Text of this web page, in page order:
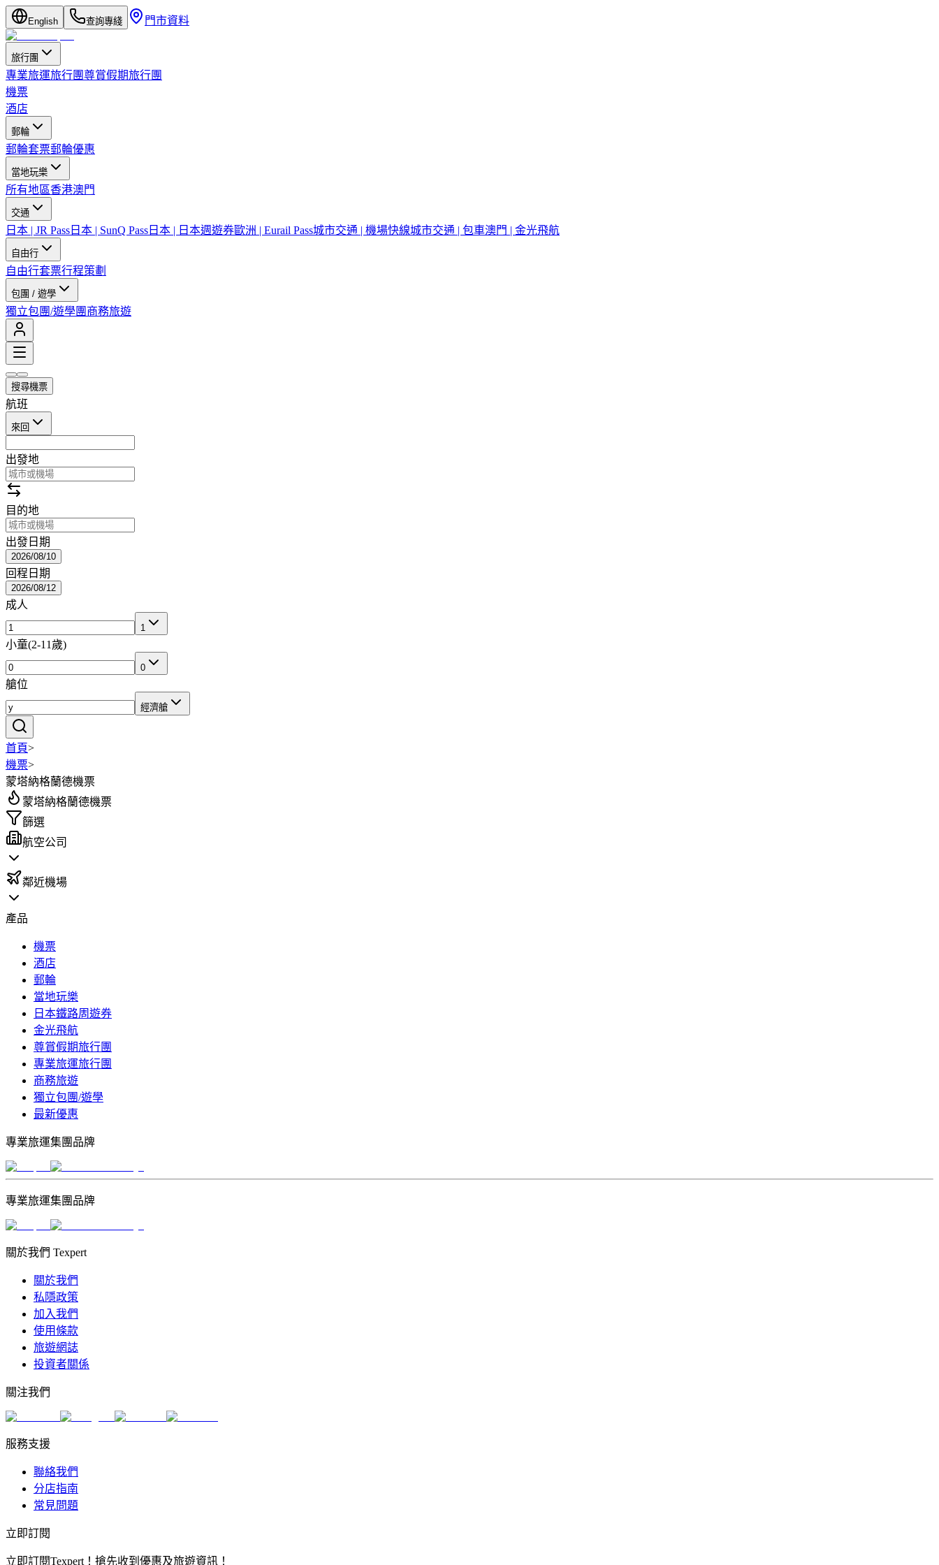
English 查詢專綫 門市資料
旅行團
專業旅運旅行團尊賞假期旅行團
機票
酒店
郵輪
郵輪套票郵輪優惠
當地玩樂
所有地區香港澳門
交通
日本 | JR Pass 日本 | SunQ Pass 日本 | 日本週遊券歐洲 | Eurail Pass城市交通 | 機場快線城市交通 | 包車澳門 | 金光飛航
自由行
自由行套票行程策劃
包團 / 遊學
獨立包團/遊學團 商務旅遊
搜尋機票
航班
來回
出發地
目的地
出發日期
2026/08/10
回程日期
2026/08/12
成人
1
小童(2-11歲)
0
艙位
經濟艙
首頁>
機票>
蒙塔納格蘭德機票
蒙塔納格蘭德機票
篩選
航空公司
鄰近機場
產品
機票
酒店
郵輪
當地玩樂
日本鐵路周遊券
金光飛航
尊賞假期旅行團
專業旅運旅行團
商務旅遊
獨立包團/遊學
最新優惠
專業旅運集團品牌
專業旅運集團品牌
關於我們 Texpert
關於我們
私隱政策
加入我們
使用條款
旅遊網誌
投資者關係
關注我們
服務支援
聯絡我們
分店指南
常見問題
立即訂閱
立即訂閱Texpert！搶先收到優惠及旅遊資訊！